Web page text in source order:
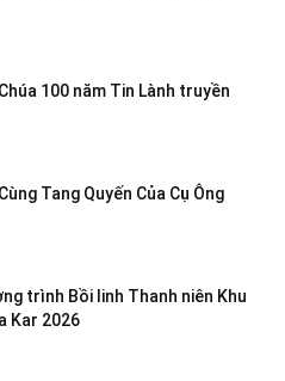
100 năm Tin Lành truyền
Tang Quyến Của Cụ Ông
trình Bồi linh Thanh niên Khu
Kar 2026